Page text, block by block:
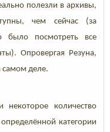
полезли в архивы,
чем сейчас (за
посмотреть все
Опровергая Резуна,
самом деле.
количество
категории